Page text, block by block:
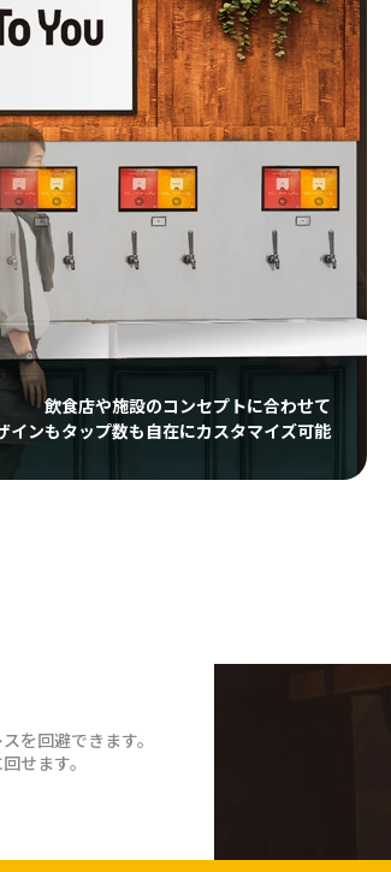
飲食店や施設のコンセプトに合わせて
インもタップ数も自在にカスタマイズ可能
を回避できます。
せます。
ます。
マートに成立さ